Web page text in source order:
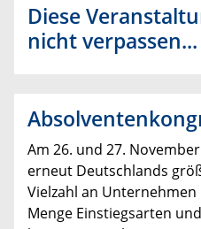
Diese
nicht verpassen...
Am 26. und 27.
erneut Deutschlands
Vielzahl an
Menge Einstiegsarten